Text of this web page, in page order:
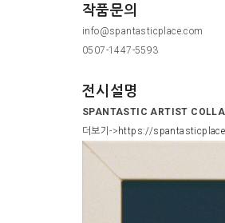
작품문의
info@spantasticplace.com
0507-1447-5593
전시설명
SPANTASTIC ARTIST
더보기->https://